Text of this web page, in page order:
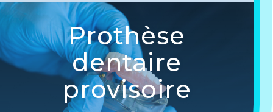
Prothèse
dentaire
provisoire